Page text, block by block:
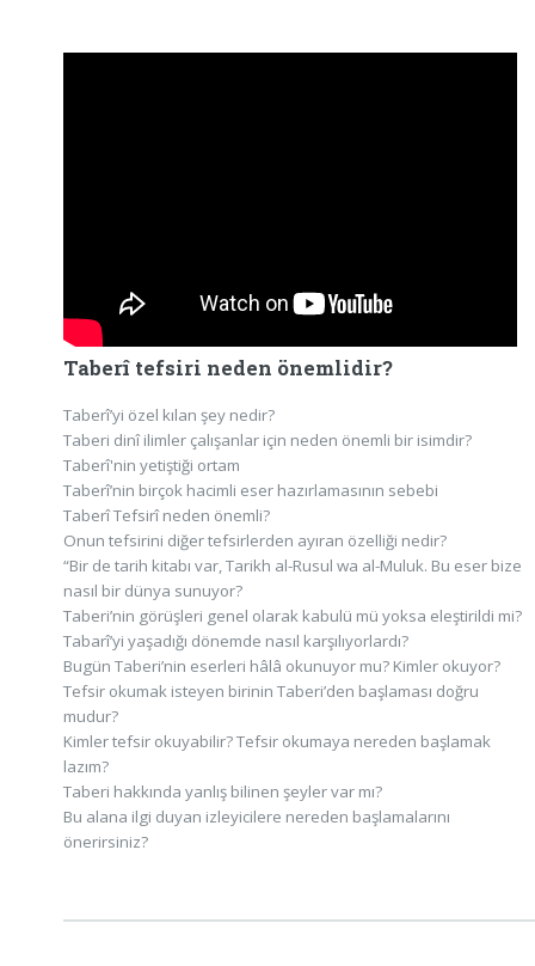
Taberî tefsiri neden önemlidir?
Taberî’yi özel kılan şey nedir?
Taberi dinî ilimler çalışanlar için neden önemli bir isimdir?
Taberî'nin yetiştiği ortam
Taberî’nin birçok hacimli eser hazırlamasının sebebi
Taberî Tefsirî neden önemli?
Onun tefsirini diğer tefsirlerden ayıran özelliği nedir?
“Bir de tarih kitabı var, Tarikh al-Rusul wa al-Muluk. Bu eser bize
nasıl bir dünya sunuyor?
Taberi’nin görüşleri genel olarak kabulü mü yoksa eleştirildi mi?
Tabarî’yi yaşadığı dönemde nasıl karşılıyorlardı?
Bugün Taberi’nin eserleri hâlâ okunuyor mu? Kimler okuyor?
Tefsir okumak isteyen birinin Taberi’den başlaması doğru
mudur?
Kimler tefsir okuyabilir? Tefsir okumaya nereden başlamak
lazım?
Taberi hakkında yanlış bilinen şeyler var mı?
Bu alana ilgi duyan izleyicilere nereden başlamalarını
önerirsiniz?